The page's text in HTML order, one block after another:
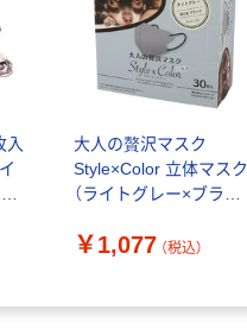
入
大人の贅沢マスク
Style×Color 立体マスク
（ライトグレー×ブラッ
ーマスク
￥1,077 （税込）